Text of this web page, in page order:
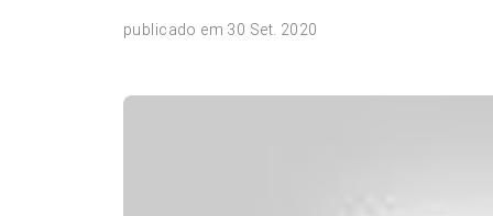
publicado em 30 Set. 2020